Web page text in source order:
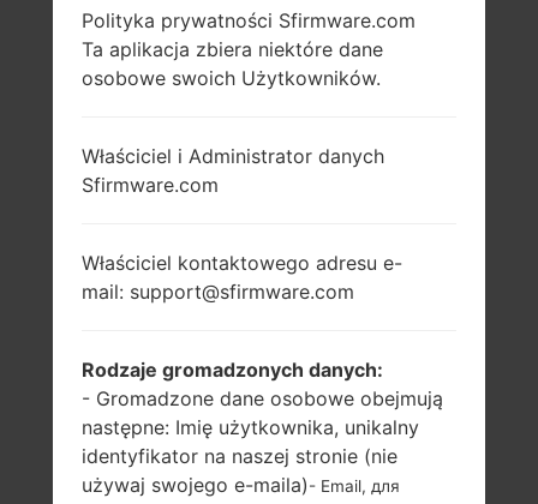
Polityka prywatności Sfirmware.com
Ta aplikacja zbiera niektóre dane
osobowe swoich Użytkowników.
Właściciel i Administrator danych
Sfirmware.com
Właściciel kontaktowego adresu e-
mail: support@sfirmware.com
Rodzaje gromadzonych danych:
- Gromadzone dane osobowe obejmują
następne: Imię użytkownika, unikalny
identyfikator na naszej stronie (nie
używaj swojego e-maila)- Email, для